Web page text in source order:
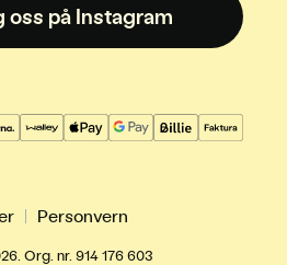
oss på Instagram
Org. nr. 914 176 603
Personvern